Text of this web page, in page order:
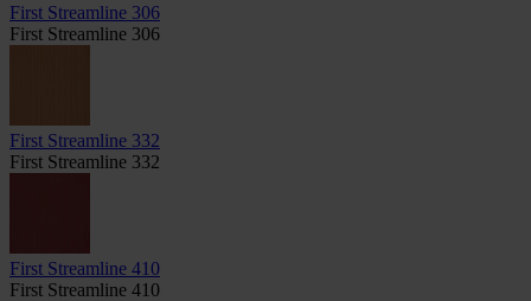
First Streamline 306
First Streamline 306
First Streamline 332
First Streamline 332
First Streamline 410
First Streamline 410